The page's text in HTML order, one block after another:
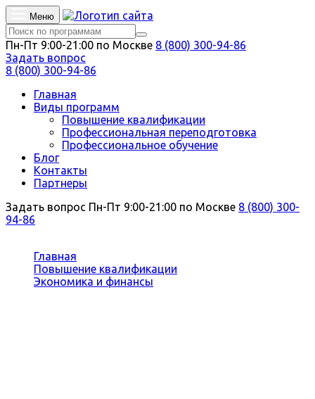
Меню
Пн-Пт 9:00-21:00 по Москве 8 (800) 300-94-86
Задать вопрос
8 (800) 300-94-86
Главная
Виды программ
Повышение квалификации
Профессиональная переподготовка
Профессиональное обучение
Блог
Контакты
Партнеры
Задать вопрос Пн-Пт 9:00-21:00 по Москве 8 (800) 300-
94-86
Главная
Повышение квалификации
Экономика и финансы